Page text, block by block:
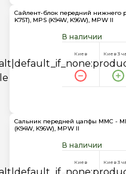
Сайлент-блок передний нижнего
K75T), MPS (K94W, K96W), MPW II
В наличии
Киев Киев 3
Сальник передней цапфы MMC -
(K94W, K96W), MPW II
В наличии
Киев Киев 3